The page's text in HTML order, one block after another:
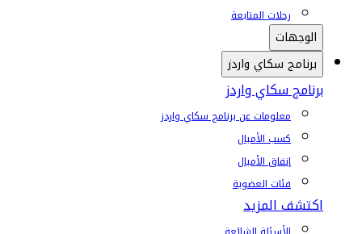
رحلات المتابعة
الوجهات
برنامج سكاي واردز
برنامج سكاي واردز
معلومات عن برنامج سكاي واردز
كسب الأميال
إنفاق الأميال
فئات العضوية
اكتشف المزيد